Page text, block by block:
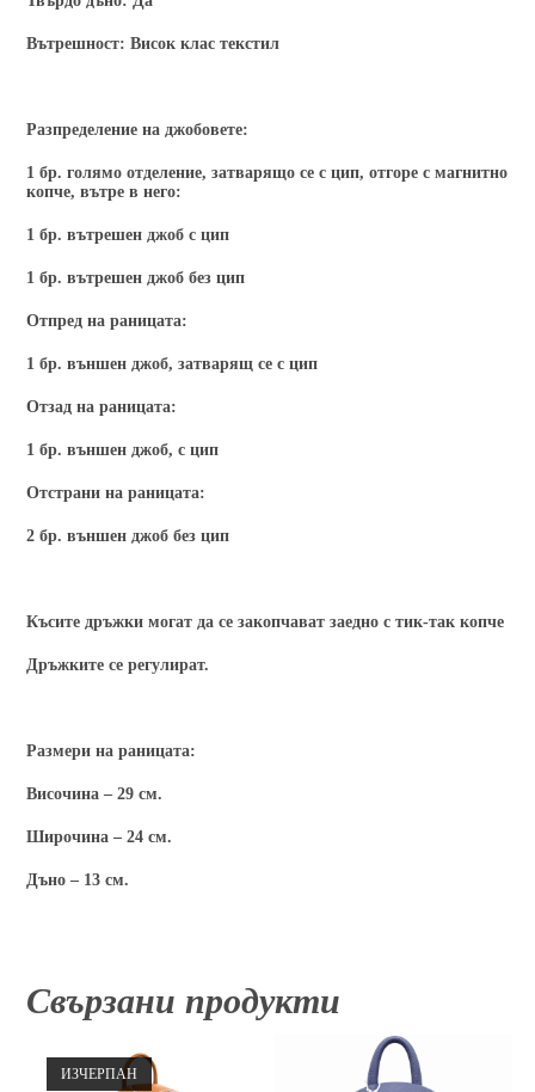
Вътрешност: Висок клас текстил
Разпределение на джобовете:
1 бр. голямо отделение, затварящо се с цип, отгоре с магнитно
копче, вътре в него:
1 бр. вътрешен джоб с цип
1 бр. вътрешен джоб без цип
Отпред на раницата:
1 бр. външен джоб, затварящ се с цип
Отзад на раницата:
1 бр. външен джоб, с цип
Отстрани на раницата:
2 бр. външен джоб без цип
Късите дръжки могат да се закопчават заедно с тик-так копче
Дръжките се регулират.
Размери на раницата:
Височина – 29 см.
Широчина – 24 см.
Дъно – 13 см.
Свързани продукти
ИЗЧЕРПАН